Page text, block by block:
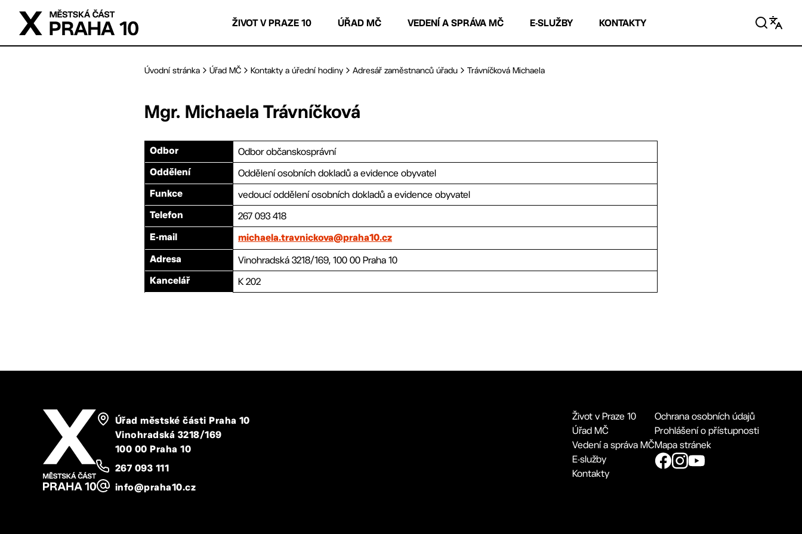
Přejít na hlavní obsah
ŽIVOT V PRAZE 10 ÚŘAD MČ VEDENÍ A SPRÁVA MČ E-SLUŽBY KONTAKTY
Úvodní stránka Úřad MČ Kontakty a úřední hodiny Adresář zaměstnanců úřadu Trávníčková Michaela
Mgr. Michaela Trávníčková
Odbor Odbor občanskosprávní
Oddělení Oddělení osobních dokladů a evidence obyvatel
Funkce vedoucí oddělení osobních dokladů a evidence obyvatel
Telefon 267 093 418
E-mail michaela.travnickova@praha10.cz
Adresa Vinohradská 3218/169, 100 00 Praha 10
Kancelář K 202
Úřad městské části Praha 10
Vinohradská 3218/169
100 00 Praha 10
267 093 111
info@praha10.cz
Život v Praze 10
Úřad MČ
Vedení a správa MČ
E-služby
Kontakty
Ochrana osobních údajů
Prohlášení o přístupnosti
Mapa stránek